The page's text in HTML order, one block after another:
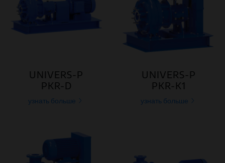
UNIVERS-P
PKR-D
узнать больше
UNIVERS-P
PKR-K1
узнать больше